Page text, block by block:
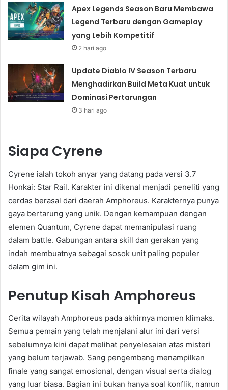
Apex Legends Season Baru Membawa
Legend Terbaru dengan Gameplay
yang Lebih Kompetitif
2 hari ago
Update Diablo IV Season Terbaru
Menghadirkan Build Meta Kuat untuk
Dominasi Pertarungan
3 hari ago
Siapa Cyrene
Cyrene ialah tokoh anyar yang datang pada versi 3.7
Honkai: Star Rail. Karakter ini dikenal menjadi peneliti yang
cerdas berasal dari daerah Amphoreus. Karakternya punya
gaya bertarung yang unik. Dengan kemampuan dengan
elemen Quantum, Cyrene dapat memanipulasi ruang
dalam battle. Gabungan antara skill dan gerakan yang
indah membuatnya sebagai sosok unit paling populer
dalam gim ini.
Penutup Kisah Amphoreus
Cerita wilayah Amphoreus pada akhirnya momen klimaks.
Semua pemain yang telah menjalani alur ini dari versi
sebelumnya kini dapat melihat penyelesaian atas misteri
yang belum terjawab. Sang pengembang menampilkan
finale yang sangat emosional, dengan visual serta dialog
yang luar biasa. Bagian ini bukan hanya soal konflik, namun